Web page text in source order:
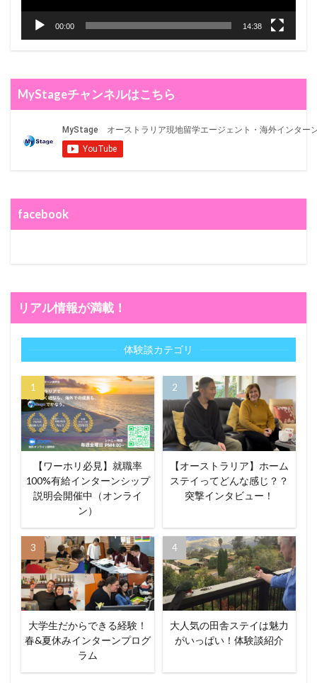
00:00 14:38
MyStageチャンネルはこちら
facebook
リアル情報が満載！
体験談カテゴリ
【ワーホリ必見】就職率
100%有給インターンシップ
説明会開催中（オンライ
ン）
【オーストラリア】ホーム
ステイってどんな感じ？？
突撃インタビュー！
大学生だからできる経験！
春&夏休みインターンプログ
ラム
大人気の田舎ステイは魅力
がいっぱい！体験談紹介